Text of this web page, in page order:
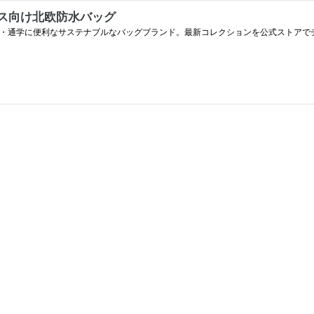
向け北欧防水バッグ
学に便利なサステナブルなバッグブランド。最新コレクションを公式ストアで